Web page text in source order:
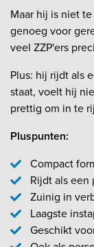
Maar hij is niet
genoeg voor
veel ZZP'ers
Plus: hij rijdt als
staat, voelt hij
prettig om in te
Pluspunten:
Compact
Rijdt als een
Zuinig in
Laagste
Geschikt